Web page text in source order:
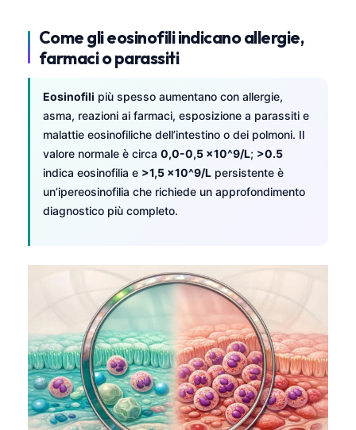
Come gli eosinofili indicano allergie,
farmaci o parassiti
Eosinofili più spesso aumentano con allergie,
asma, reazioni ai farmaci, esposizione a parassiti e
malattie eosinofiliche dell’intestino o dei polmoni. Il
valore normale è circa 0,0-0,5 x10^9/L; >0.5
indica eosinofilia e >1,5 x10^9/L persistente è
un’ipereosinofilia che richiede un approfondimento
diagnostico più completo.